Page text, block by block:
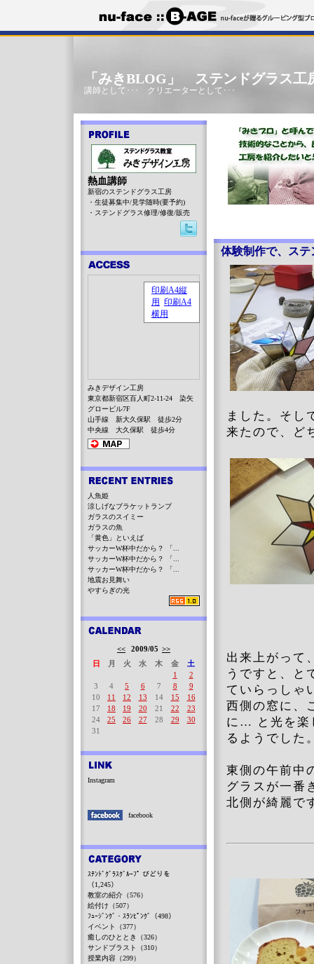
「みきBLOG」 ステンドグラス工
講師として･･･ クリエーターとして･･･
体験制作で、ス
ました。そし
来たので、ど
出来上がって
うですと、と
ていらっしゃ
西側の窓に、
に… と光を楽
るようでした
東側の午前中
グラスが一番
北側が綺麗で
熱血講師
新宿のステンドグラス工房
・生徒募集中/見学随時(要予約)
・ステンドグラス修理/修復/販売
みきデザイン工房
東京都新宿区百人町2-11-24 染矢
グロービル7F
山手線 新大久保駅 徒歩2分
中央線 大久保駅 徒歩4分
人魚姫
涼しげなブラケットランプ
ガラスのスイミー
ガラスの魚
「黄色」といえば
サッカーW杯中だから？ 「...
サッカーW杯中だから？ 「...
サッカーW杯中だから？ 「...
地震お見舞い
やすらぎの光
<< 2009/05 >>
日
月 火 水 木 金
土
1
2
3
4 5 6 7 8
9
10
11 12 13 14 15
16
17
18 19 20 21 22
23
24
25 26 27 28 29
30
31
Instagram
facebook
ｽﾃﾝﾄﾞｸﾞﾗｽｸﾞﾙｰﾌﾟ びどりを
（1,245）
教室の紹介（576）
絵付け（507）
ﾌｭｰｼﾞﾝｸﾞ・ｽﾗﾝﾋﾟﾝｸﾞ（498）
イベント（377）
癒しのひととき（326）
サンドブラスト（310）
授業内容（299）